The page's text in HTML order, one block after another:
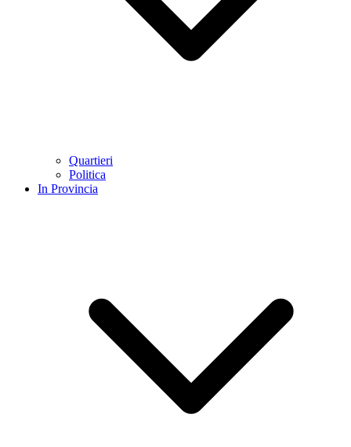
Quartieri
Politica
In Provincia